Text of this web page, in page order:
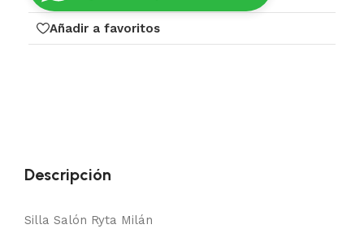
Añadir a favoritos
Descripción
Silla Salón Ryta Milán